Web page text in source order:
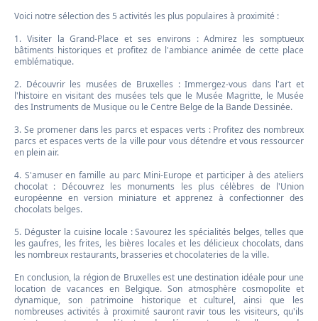
Voici notre sélection des 5 activités les plus populaires à proximité :
1. Visiter la Grand-Place et ses environs : Admirez les somptueux
bâtiments historiques et profitez de l'ambiance animée de cette place
emblématique.
2. Découvrir les musées de Bruxelles : Immergez-vous dans l'art et
l'histoire en visitant des musées tels que le Musée Magritte, le Musée
des Instruments de Musique ou le Centre Belge de la Bande Dessinée.
3. Se promener dans les parcs et espaces verts : Profitez des nombreux
parcs et espaces verts de la ville pour vous détendre et vous ressourcer
en plein air.
4. S'amuser en famille au parc Mini-Europe et participer à des ateliers
chocolat : Découvrez les monuments les plus célèbres de l'Union
européenne en version miniature et apprenez à confectionner des
chocolats belges.
5. Déguster la cuisine locale : Savourez les spécialités belges, telles que
les gaufres, les frites, les bières locales et les délicieux chocolats, dans
les nombreux restaurants, brasseries et chocolateries de la ville.
En conclusion, la région de Bruxelles est une destination idéale pour une
location de vacances en Belgique. Son atmosphère cosmopolite et
dynamique, son patrimoine historique et culturel, ainsi que les
nombreuses activités à proximité sauront ravir tous les visiteurs, qu'ils